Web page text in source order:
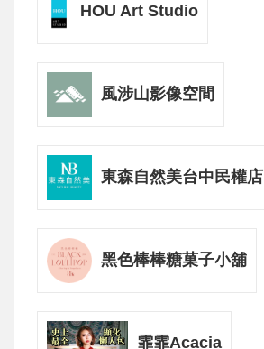
HOU Art Studio
風涉山影像空間
東森自然美台中民權店
黑色棒棒糖菓子小舖
霏霏Acacia